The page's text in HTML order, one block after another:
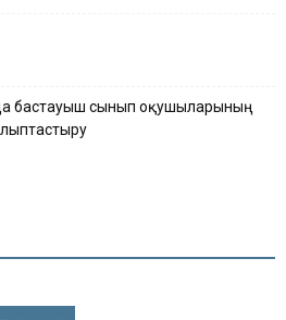
бастауыш сынып оқушыларының